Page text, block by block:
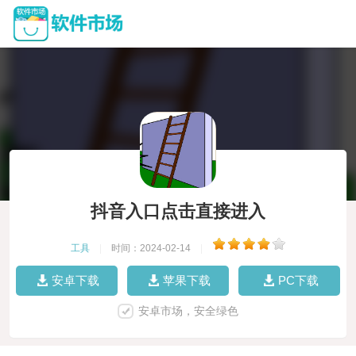
抖音入口点击直接进入
工具 时间：2024-02-14
安卓下载 苹果下载 PC下载
安卓市场，安全绿色